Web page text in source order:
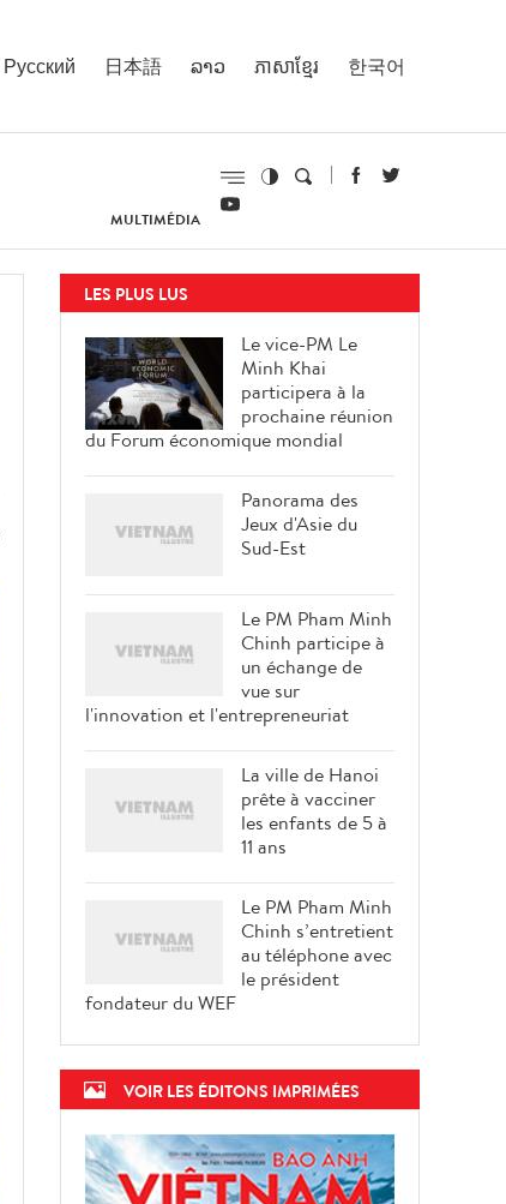
Русский 日本語 ລາວ ភាសាខ្មែរ 한국어
MULTIMÉDIA
LES PLUS LUS
Le vice-PM Le
Minh Khai
participera à la
prochaine réunion
du Forum économique mondial
Panorama des
Jeux d'Asie du
Sud-Est
Le PM Pham Minh
Chinh participe à
un échange de
vue sur
l'innovation et l'entrepreneuriat
La ville de Hanoi
prête à vacciner
les enfants de 5 à
11 ans
Le PM Pham Minh
Chinh s’entretient
au téléphone avec
le président
fondateur du WEF
VOIR LES ÉDITONS IMPRIMÉES